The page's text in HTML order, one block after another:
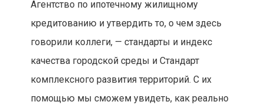
Агентство по ипотечному жилищному
кредитованию и утвердить то, о чем здесь
говорили коллеги, — стандарты и индекс
качества городской среды и Стандарт
комплексного развития территорий. С их
помощью мы сможем увидеть, как реально